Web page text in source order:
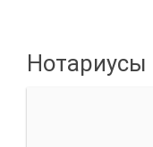
Нотариусы